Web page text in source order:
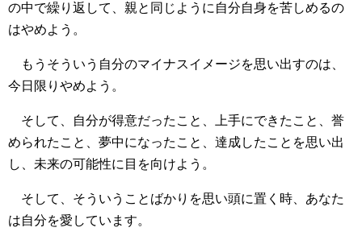
の中で繰り返して、親と同じように自分自身を苦しめるの
はやめよう。
もうそういう自分のマイナスイメージを思い出すのは、
今日限りやめよう。
そして、自分が得意だったこと、上手にできたこと、誉
められたこと、夢中になったこと、達成したことを思い出
し、未来の可能性に目を向けよう。
そして、そういうことばかりを思い頭に置く時、あなた
は自分を愛しています。